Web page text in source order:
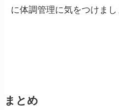
に体調管理に気をつけまし
まとめ